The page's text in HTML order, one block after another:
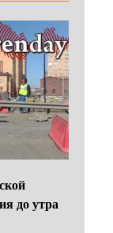
до утра